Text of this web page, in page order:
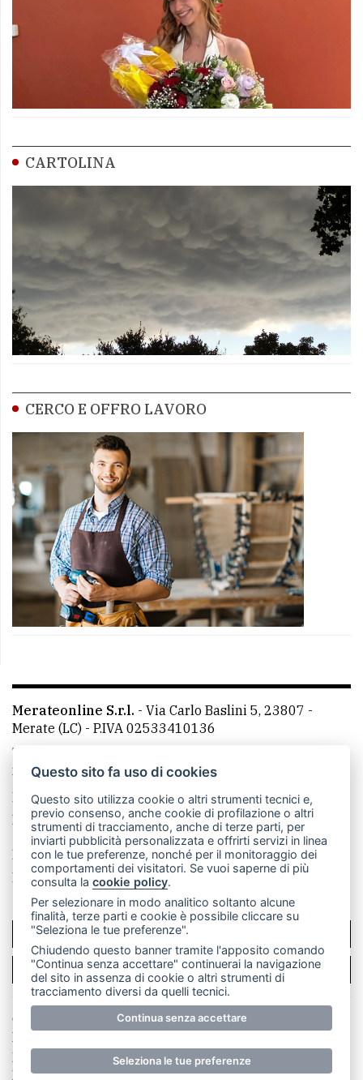
CARTOLINA
CERCO E OFFRO LAVORO
Merateonline S.r.l. - Via Carlo Baslini 5, 23807 -
Merate (LC) - P.IVA 02533410136
Telefono:
mail: redazione@merateonline.it
La redazione
CasateOnline LeccoOnline
RSS
Made by VIP
Privacy policy
Cookie policy
Rivedi le tue scelte sui cookie
SCRIVICI
PER LA TUA PUBBLICITÀ
© Copyright Merateonline S.r.l. - Tutti i diritti riservati.
E' proibita la riproduzione e pubblicazione anche
parziale di testi, articoli e immagini senza la
preventiva autorizzazione scritta dell'editore. RI Lecco
Questo sito fa uso di cookies
Questo sito utilizza cookie o altri strumenti tecnici e,
previo consenso, anche cookie di profilazione o altri
strumenti di tracciamento, anche di terze parti, per
inviarti pubblicità personalizzata e offrirti servizi in linea
con le tue preferenze, nonché per il monitoraggio dei
comportamenti dei visitatori. Se vuoi saperne di più
consulta lacookie policy.
Per selezionare in modo analitico soltanto alcune
finalità, terze parti e cookie è possibile cliccare su
"Seleziona le tue preferenze".
Chiudendo questo banner tramite l'apposito comando
"Continua senza accettare" continuerai la navigazione
del sito in assenza di cookie o altri strumenti di
tracciamento diversi da quelli tecnici.
Continua senza accettare
Seleziona le tue preferenze